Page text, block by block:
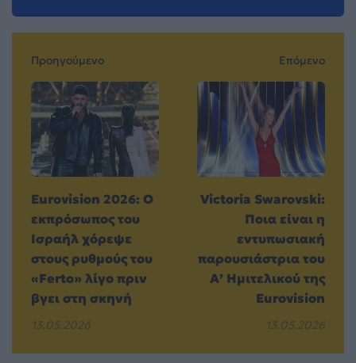
Προηγούμενο
Eurovision 2026: Ο
εκπρόσωπος του
Ισραήλ χόρεψε
στους ρυθμούς του
«Ferto» λίγο πριν
βγει στη σκηνή
13.05.2026
Επόμενο
Victoria Swarovski:
Ποια είναι η
εντυπωσιακή
παρουσιάστρια του
Α’ Ημιτελικού της
Eurovision
13.05.2026